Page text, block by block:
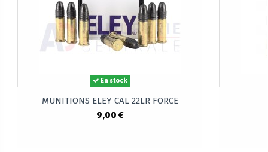
En stock
MUNITIONS ELEY CAL 22LR FORCE
9,00 €